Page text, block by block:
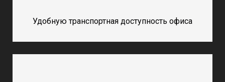
Удобную транспортная доступность офиса